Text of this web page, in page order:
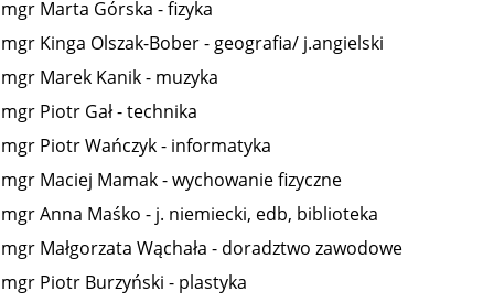
mgr Marta Górska - fizyka
mgr Kinga Olszak-Bober - geografia/ j.angielski
mgr Marek Kanik - muzyka
mgr Piotr Gał - technika
mgr Piotr Wańczyk - informatyka
mgr Maciej Mamak - wychowanie fizyczne
mgr Anna Maśko - j. niemiecki, edb, biblioteka
mgr Małgorzata Wąchała - doradztwo zawodowe
mgr Piotr Burzyński - plastyka